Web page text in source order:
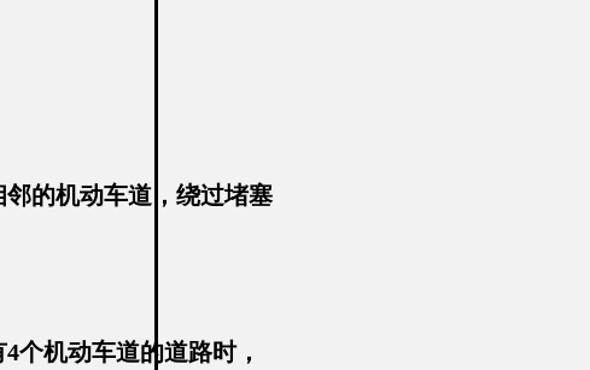
邻的机动车道，绕过堵塞
个机动车道的道路时，